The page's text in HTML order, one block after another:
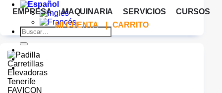
Buscar
por:
EMPRESA MAQUINARIA SERVICIOS
CURSOS
MI CUENTA
| CARRITO